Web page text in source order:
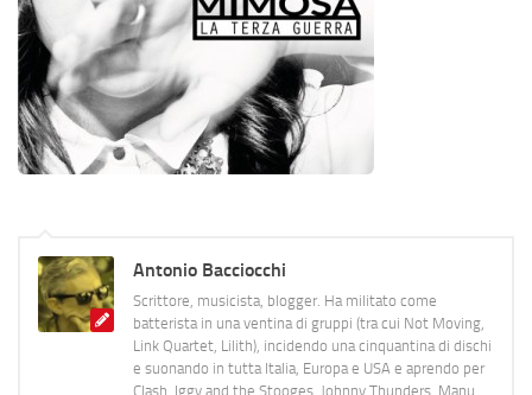
Antonio Bacciocchi
Scrittore, musicista, blogger. Ha militato come
batterista in una ventina di gruppi (tra cui Not Moving,
Link Quartet, Lilith), incidendo una cinquantina di dischi
e suonando in tutta Italia, Europa e USA e aprendo per
Clash, Iggy and the Stooges, Johnny Thunders, Manu